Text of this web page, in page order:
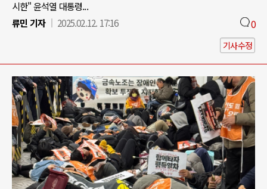
시한" 윤석열 대통령...
류민 기자
2025.02.12. 17:16 0
기사수정